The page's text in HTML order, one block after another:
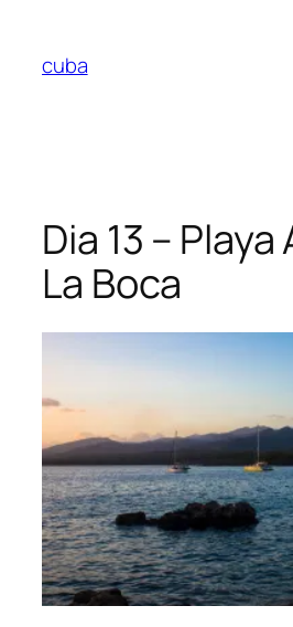
contenu
cuba
Dia 13 –
La Boca